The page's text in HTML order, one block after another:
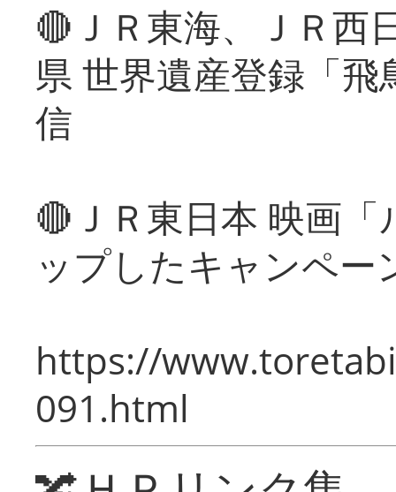
🔴ＪＲ東海、ＪＲ西
県 世界遺産登録「
信
🔴ＪＲ東日本 映画
ップしたキャンペー
https://
091.html